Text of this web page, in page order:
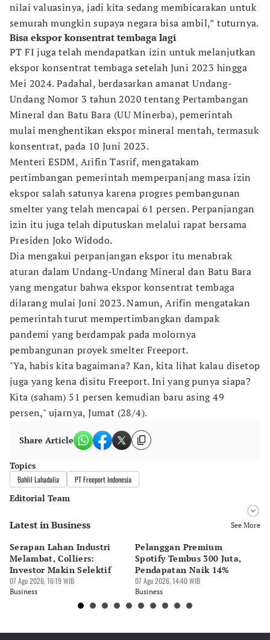
nilai valuasinya, jadi kita sedang membicarakan untuk
semurah mungkin supaya negara bisa ambil,” tuturnya.
Bisa ekspor konsentrat tembaga lagi
PT FI juga telah mendapatkan izin untuk melanjutkan
ekspor konsentrat tembaga setelah Juni 2023 hingga
Mei 2024. Padahal, berdasarkan amanat Undang-
Undang Nomor 3 tahun 2020 tentang Pertambangan
Mineral dan Batu Bara (UU Minerba), pemerintah
mulai menghentikan ekspor mineral mentah, termasuk
konsentrat, pada 10 Juni 2023.
Menteri ESDM, Arifin Tasrif, mengatakam
pertimbangan pemerintah memperpanjang masa izin
ekspor salah satunya karena progres pembangunan
smelter yang telah mencapai 61 persen. Perpanjangan
izin itu juga telah diputuskan melalui rapat bersama
Presiden Joko Widodo.
Dia mengakui perpanjangan ekspor itu menabrak
aturan dalam Undang-Undang Mineral dan Batu Bara
yang mengatur bahwa ekspor konsentrat tembaga
dilarang mulai Juni 2023. Namun, Arifin mengatakan
pemerintah turut mempertimbangkan dampak
pandemi yang berdampak pada molornya
pembangunan proyek smelter Freeport.
"Ya, habis kita bagaimana? Kan, kita lihat kalau disetop
juga yang kena disitu Freeport. Ini yang punya siapa?
Kita (saham) 51 persen kemudian baru asing 49
persen," ujarnya, Jumat (28/4).
Share Article
Topics
Bahlil Lahadalia PT Freeport Indonesia
Editorial Team
Editor
Editor
Eko Wahyudi
Latest in Business See More
Serapan Lahan Industri
Melambat, Colliers:
Investor Makin Selektif
07 Agu 2026, 16:19 WIB
Business
Pelanggan Premium
Spotify Tembus 300 Juta,
Pendapatan Naik 14%
07 Agu 2026, 14:40 WIB
Business